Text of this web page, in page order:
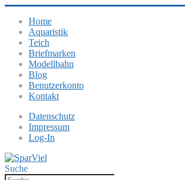
Home
Aquaristik
Teich
Briefmarken
Modellbahn
Blog
Benutzerkonto
Kontakt
Datenschutz
Impressum
Log-In
Suche